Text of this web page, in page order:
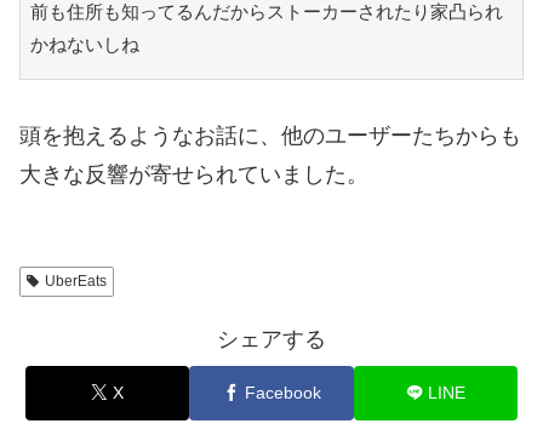
前も住所も知ってるんだからストーカーされたり家凸られ
かねないしね
頭を抱えるようなお話に、他のユーザーたちからも
大きな反響が寄せられていました。
UberEats
シェアする
X Facebook LINE